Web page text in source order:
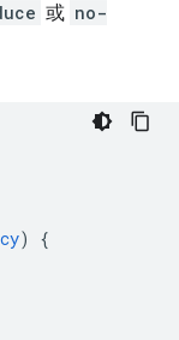
或 no-
)
{